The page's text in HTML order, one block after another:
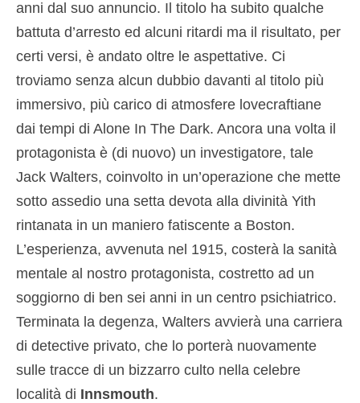
anni dal suo annuncio. Il titolo ha subito qualche
battuta d’arresto ed alcuni ritardi ma il risultato, per
certi versi, è andato oltre le aspettative. Ci
troviamo senza alcun dubbio davanti al titolo più
immersivo, più carico di atmosfere lovecraftiane
dai tempi di Alone In The Dark. Ancora una volta il
protagonista è (di nuovo) un investigatore, tale
Jack Walters, coinvolto in un’operazione che mette
sotto assedio una setta devota alla divinità Yith
rintanata in un maniero fatiscente a Boston.
L’esperienza, avvenuta nel 1915, costerà la sanità
mentale al nostro protagonista, costretto ad un
soggiorno di ben sei anni in un centro psichiatrico.
Terminata la degenza, Walters avvierà una carriera
di detective privato, che lo porterà nuovamente
sulle tracce di un bizzarro culto nella celebre
località di Innsmouth.